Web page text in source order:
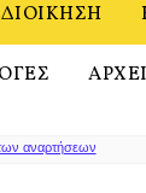
αναρτήσεων